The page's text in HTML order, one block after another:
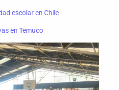
escolar en Chile
en Temuco